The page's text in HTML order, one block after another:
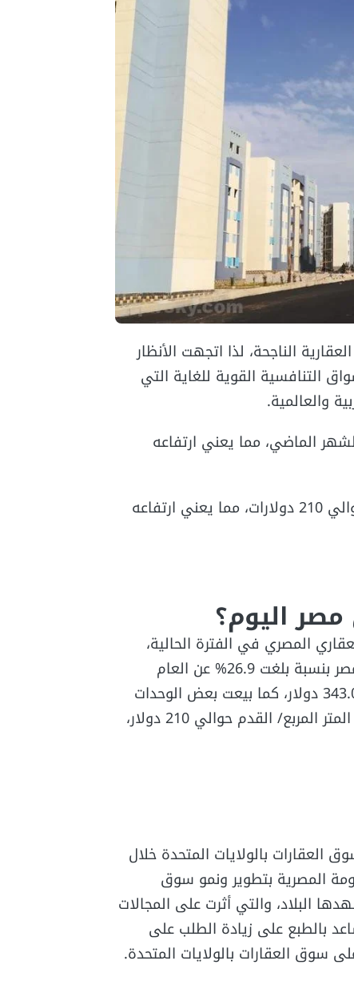
الناجحة، لذا اتجهت الأنظار
التنافسية القوية للغاية التي
والعالمية.
في مصر 343 ألف دولار الشهر الماضي، مما يعني ارتفاعه
متوسط ​​سعر البيع للقدم المربع في مصر وصل إلى حوالي 210 دولارات، مما يعني ارتفاعه
اليوم؟
المصري في الفترة الحالية،
ففي شهر مايو الماضي؛ ارتفعت أسعار المنازل في مصر بنسبة بلغت 26.9% عن العام
الماضي، وبلغ متوسط سعر الوحدات المتاحة للبيع 343.000 دولار، كما بيعت بعض الوحدات
بسعر وصل إلى 386.000 دولار، وبلغ متوسط سعر بيع المتر المربع/ القدم حوالي 210 دولار،
بالولايات المتحدة خلال
الحكومة المصرية بتطوير ونمو سوق
البلاد، والتي أثرت على المجالات
بالطبع على زيادة الطلب على
سوق العقارات بالولايات المتحدة.